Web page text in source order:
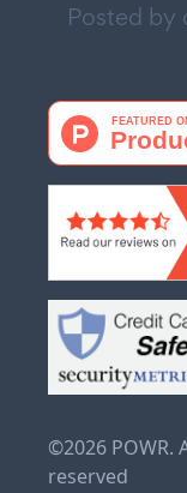
Posted by
©2026 POWR.
reserved